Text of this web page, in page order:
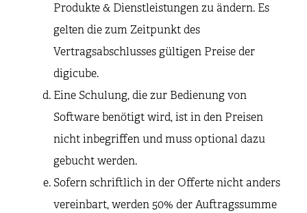
Produkte & Dienstleistungen zu ändern. Es
gelten die zum Zeitpunkt des
Vertragsabschlusses gültigen Preise der
digicube.
Eine Schulung, die zur Bedienung von
Software benötigt wird, ist in den Preisen
nicht inbegriffen und muss optional dazu
gebucht werden.
Sofern schriftlich in der Offerte nicht anders
vereinbart, werden 50% der Auftragssumme